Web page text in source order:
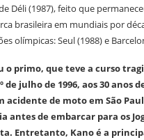
Déli (1987), feito que
brasileira em mundiais por
olímpicas: Seul (1988) e
o primo, que teve a curso
julho de 1996, aos 30 anos
de moto em São
antes de embarcar para os
Entretanto, Kano é a